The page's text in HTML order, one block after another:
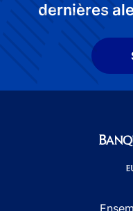
dernières